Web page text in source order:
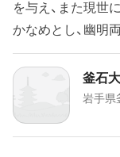
を与え、また現世
かなめとし、幽明
釜石
岩手県